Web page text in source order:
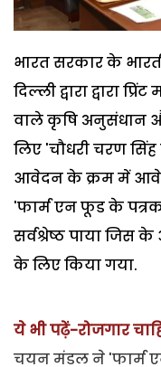
भारत सरकार के
दिल्ली द्वारा द्वारा
वाले कृषि अनुसंधान
लिए 'चौधरी चरण सिंह
आवेदन के क्रम में
'फार्म एन फूड के
सर्वश्रेष्ठ पाया जिस
के लिए किया गया.
ये भी पढ़ें-रोजगार
चयन मंडल ने 'फार्म